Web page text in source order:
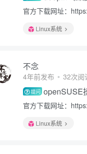
官方下载网址：
Linux系统
不念
4年前发布 32次阅
提问 openSUSE
官方下载网址：
Linux系统